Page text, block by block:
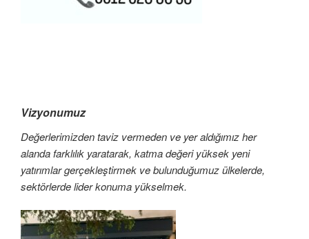
Vizyonumuz
Değerlerimizden taviz vermeden ve yer aldığımız her
alanda farklılık yaratarak, katma değeri yüksek yeni
yatırımlar gerçekleştirmek ve bulunduğumuz ülkelerde,
sektörlerde lider konuma yükselmek.